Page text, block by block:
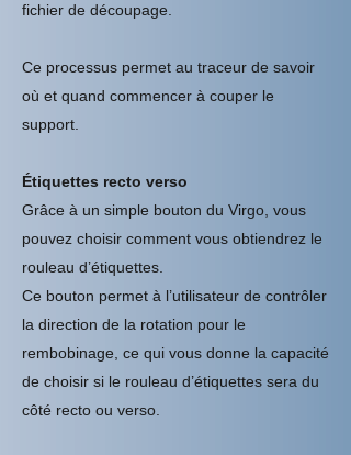
fichier de découpage.
Ce processus permet au traceur de savoir
où et quand commencer à couper le
support.
Étiquettes recto verso
Grâce à un simple bouton du Virgo, vous
pouvez choisir comment vous obtiendrez le
rouleau d’étiquettes.
Ce bouton permet à l’utilisateur de contrôler
la direction de la rotation pour le
rembobinage, ce qui vous donne la capacité
de choisir si le rouleau d’étiquettes sera du
côté recto ou verso.